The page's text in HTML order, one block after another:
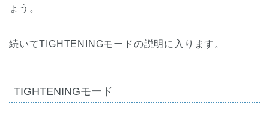
ょう。
続いてTIGHTENINGモードの説明に入ります。
TIGHTENINGモード